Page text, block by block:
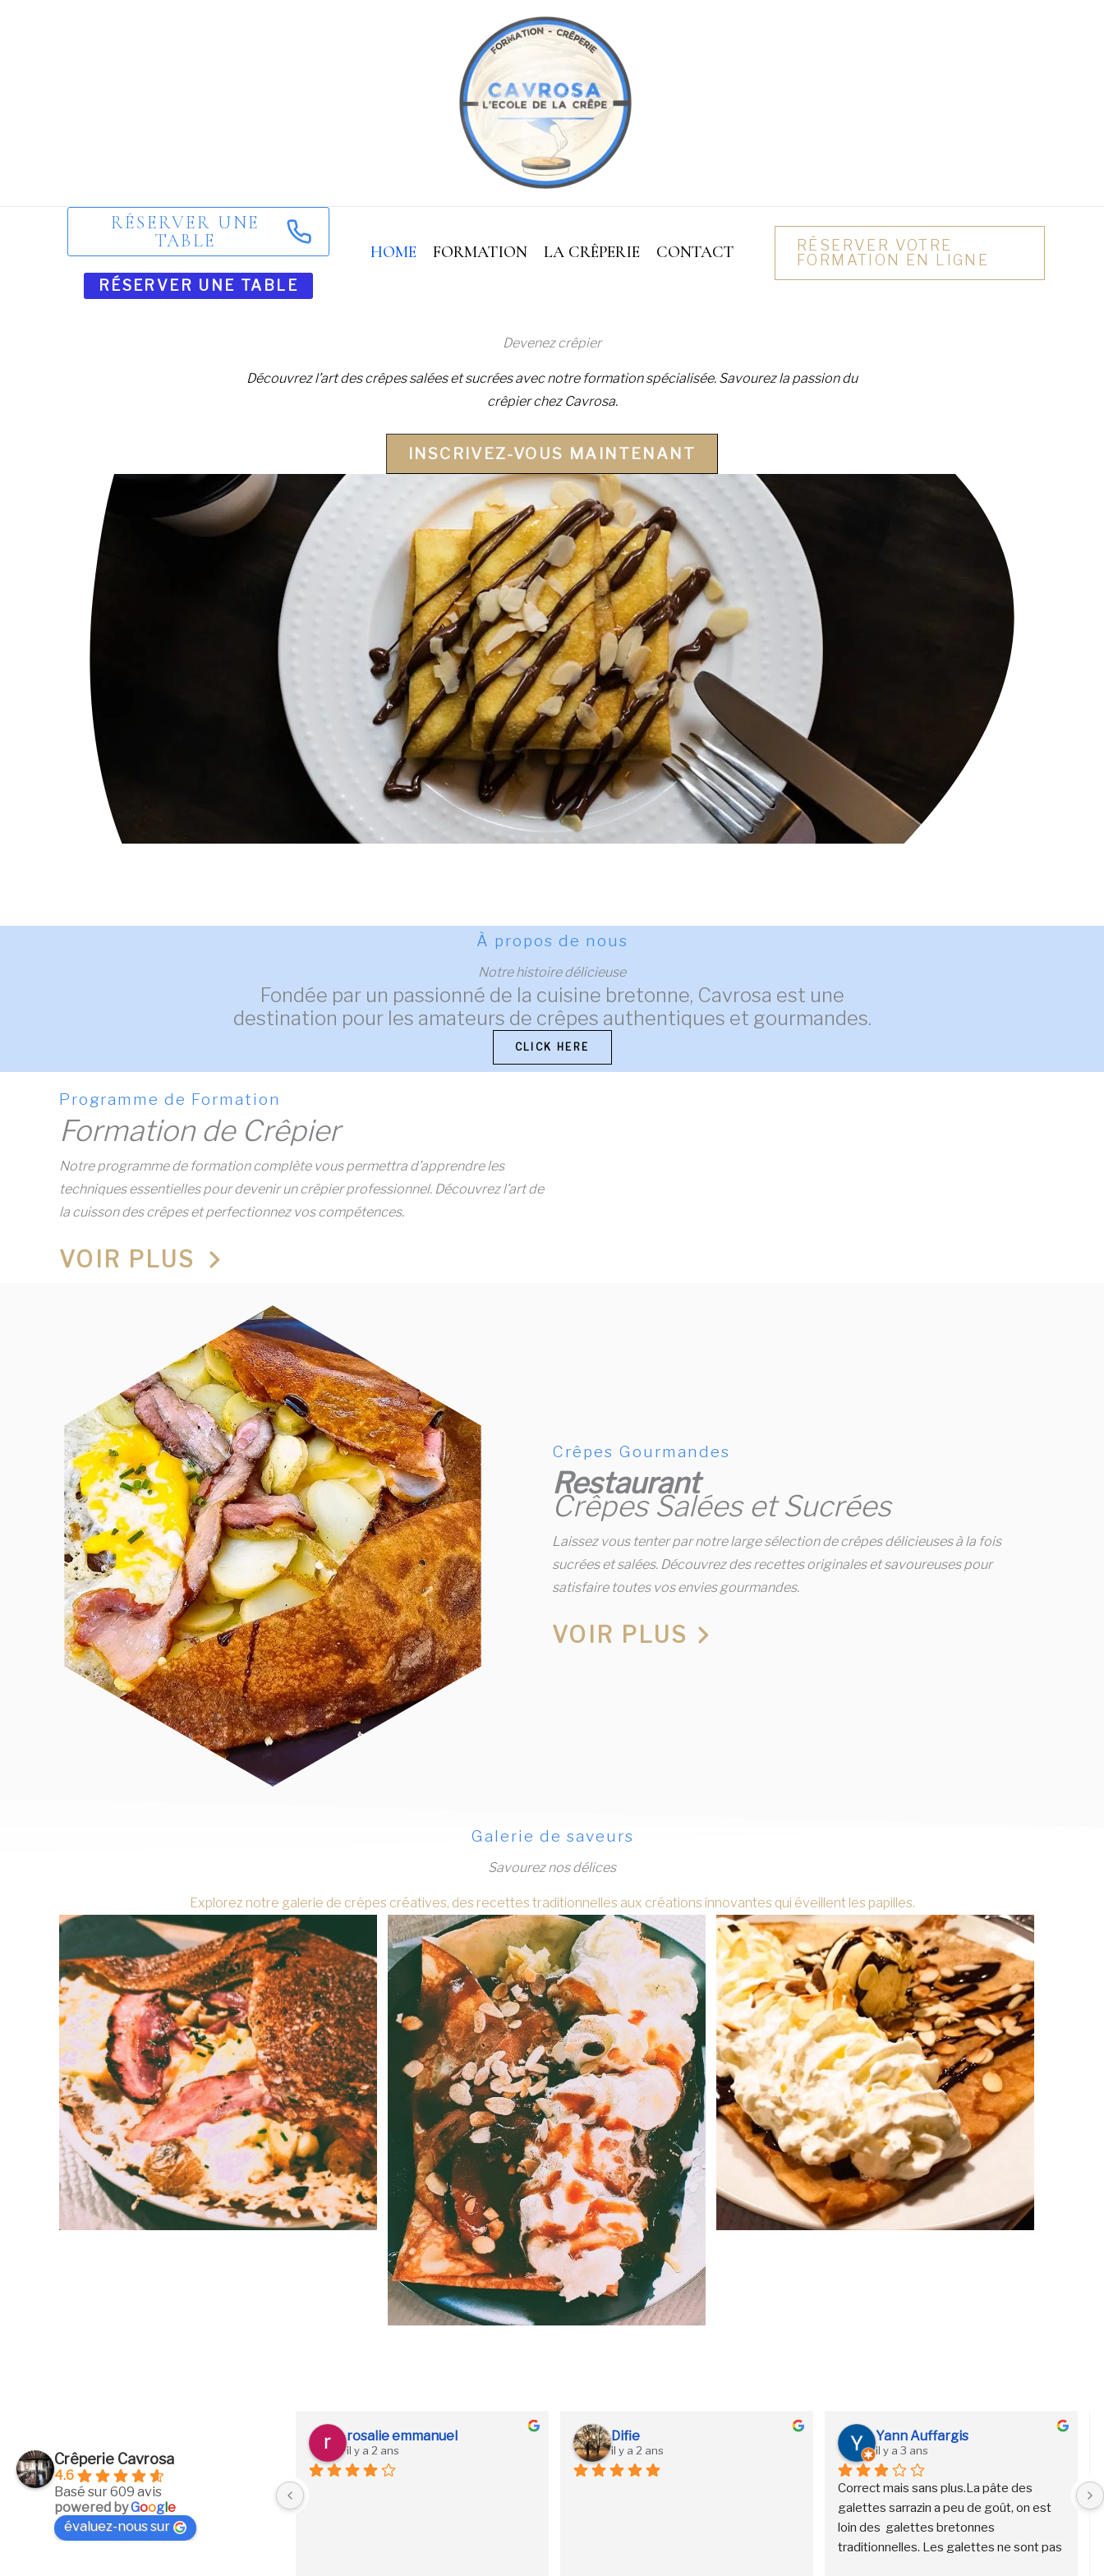
RÉSERVER UNE
TABLE
RÉSERVER UNE TABLE
HOME FORMATION LA CRÊPERIE CONTACT
RÉSERVER VOTRE
FORMATION EN LIGNE
Devenez crêpier
Découvrez l’art des crêpes salées et sucrées avec notre formation spécialisée. Savourez la passion du
crêpier chez Cavrosa.
INSCRIVEZ-VOUS MAINTENANT
À propos de nous
Notre histoire délicieuse
Fondée par un passionné de la cuisine bretonne, Cavrosa est une
destination pour les amateurs de crêpes authentiques et gourmandes.
CLICK HERE
Programme de Formation
Formation de Crêpier
Notre programme de formation complète vous permettra d’apprendre les
techniques essentielles pour devenir un crêpier professionnel. Découvrez l’art de
la cuisson des crêpes et perfectionnez vos compétences.
VOIR PLUS
Crêpes Gourmandes
Restaurant
Crêpes Salées et Sucrées
Laissez vous tenter par notre large sélection de crêpes délicieuses à la fois
sucrées et salées. Découvrez des recettes originales et savoureuses pour
satisfaire toutes vos envies gourmandes.
VOIR PLUS
Galerie de saveurs
Savourez nos délices
Explorez notre galerie de crêpes créatives, des recettes traditionnelles aux créations innovantes qui éveillent les papilles.
Crêperie Cavrosa
4.6
Basé sur 609 avis
powered byGoogle
évaluez-nous sur
il y a 2 ans
Nous avons vraiment passé un bon
moment dans cette crêperie. Les
crêpes sont généreuse, la serveuse très
rosalie emmanuel
il y a 2 ans
Difie
il y a 2 ans
Yann Auffargis
il y a 3 ans
Correct mais sans plus.La pâte des
galettes sarrazin a peu de goût, on est
loin des  galettes bretonnes
traditionnelles. Les galettes ne sont pas